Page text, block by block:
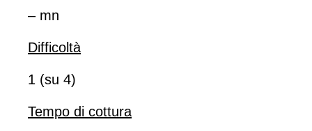
– mn
Difficoltà
1 (su 4)
Tempo di cottura